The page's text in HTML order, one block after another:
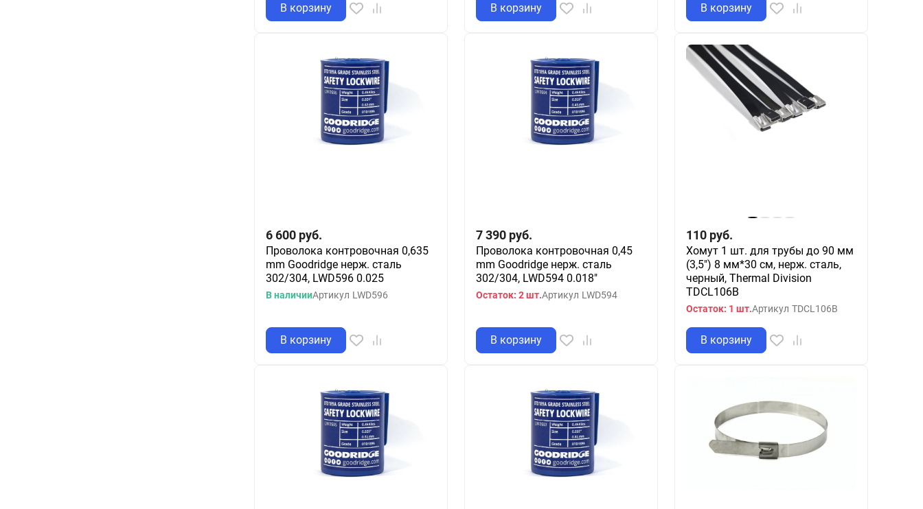
В корзину В корзину В корзину
6 600 руб.
Проволока контровочная 0,635
mm Goodridge нерж. сталь
302/304, LWD596 0.025
В наличииАртикул LWD596
В корзину
7 390 руб.
Проволока контровочная 0,45
mm Goodridge нерж. сталь
302/304, LWD594 0.018"
Остаток: 2 шт.Артикул LWD594
В корзину
110 руб.
Хомут 1 шт. для трубы до 90 мм
(3,5") 8 мм*30 см, нерж. сталь,
черный, Thermal Division
TDCL106B
Остаток: 1 шт.Артикул TDCL106B
В корзину